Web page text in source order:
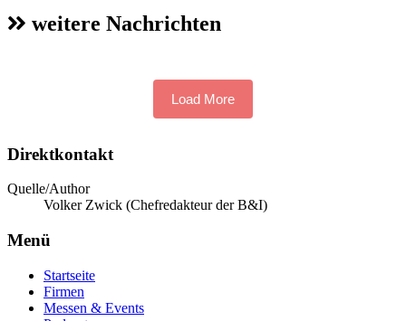
weitere Nachrichten
Load More
Direktkontakt
Quelle/Author
Volker Zwick (Chefredakteur der B&I)
Menü
Startseite
Firmen
Messen & Events